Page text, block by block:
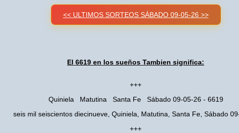
<< ULTIMOS SORTEOS SÁBADO 09-05-26 >>
El 6619 en los sueños Tambien significa:
+++
Quiniela Matutina Santa Fe Sábado 09-05-26 - 6619
seis mil seiscientos diecinueve, Quiniela, Matutina, Santa Fe, Sábado
+++